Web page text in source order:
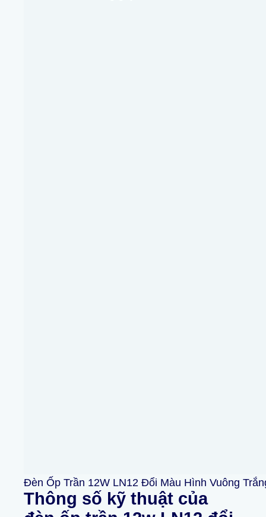
Đèn Ốp Trần 12W LN12 Đổi Màu Hình Vuông
Thông số kỹ thuật của